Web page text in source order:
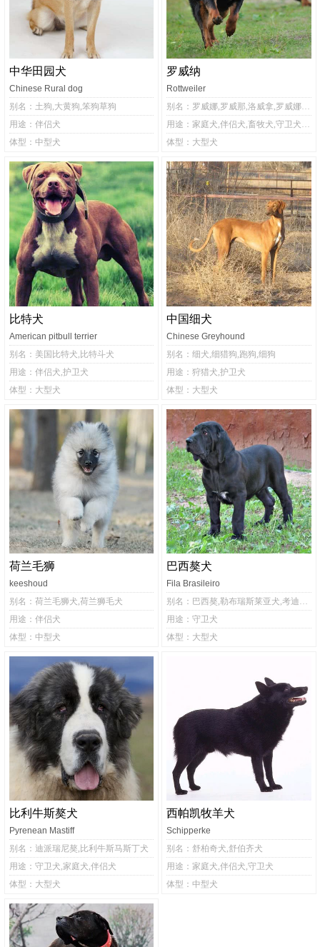
中华田园犬
Chinese Rural dog
别名：土狗,大黄狗,笨狗草狗
用途：伴侣犬
体型：中型犬
罗威纳
Rottweiler
别名：罗威娜,罗威那,洛威拿,罗威娜犬,罗威那犬,洛威拿犬,罗维纳犬,罗威纳犬
用途：家庭犬,伴侣犬,畜牧犬,守卫犬,护卫犬,警犬
体型：大型犬
比特犬
American pitbull terrier
别名：美国比特犬,比特斗犬
用途：伴侣犬,护卫犬
体型：大型犬
中国细犬
Chinese Greyhound
别名：细犬,细猎狗,跑狗,细狗
用途：狩猎犬,护卫犬
体型：大型犬
荷兰毛狮
keeshoud
别名：荷兰毛狮犬,荷兰狮毛犬
用途：伴侣犬
体型：中型犬
巴西獒犬
Fila Brasileiro
别名：巴西獒,勒布瑞斯莱亚犬,考迪菲勒犬,巴西菲勒犬,菲勒,菲拉
用途：守卫犬
体型：大型犬
比利牛斯獒犬
Pyrenean Mastiff
别名：迪派瑞尼獒,比利牛斯马斯丁犬
用途：守卫犬,家庭犬,伴侣犬
体型：大型犬
西帕凯牧羊犬
Schipperke
别名：舒柏奇犬,舒伯齐犬
用途：家庭犬,伴侣犬,守卫犬
体型：中型犬